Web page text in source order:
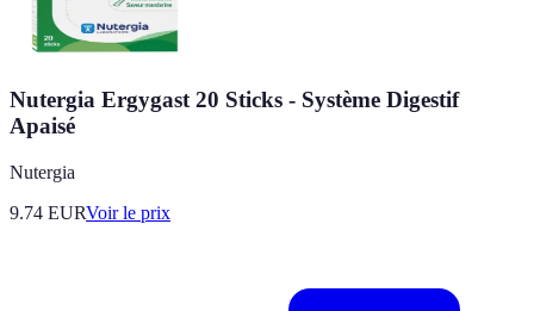
Nutergia Ergygast 20 Sticks - Système Digestif
Apaisé
Nutergia
9.74 EURVoir le prix